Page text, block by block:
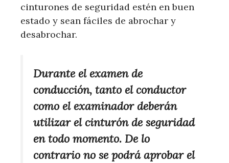
cinturones de seguridad estén en buen
estado y sean fáciles de abrochar y
desabrochar.
Durante el examen de
conducción, tanto el conductor
como el examinador deberán
utilizar el cinturón de seguridad
en todo momento. De lo
contrario no se podrá aprobar el